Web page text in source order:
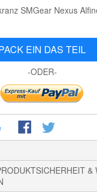
SMGear Nexus
EIN DAS TEIL
-ODER-
&